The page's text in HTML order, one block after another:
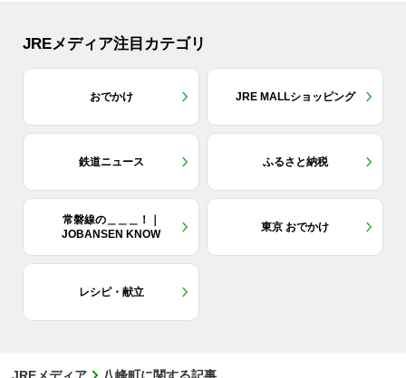
JREメディア注目カテゴリ
おでかけ JRE MALLショッピング
鉄道ニュース ふるさと納税
常磐線の＿＿＿！｜
JOBANSEN KNOW
東京 おでかけ
レシピ・献立